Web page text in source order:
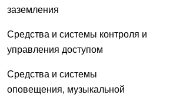
заземления
Средства и системы контроля и
управления доступом
Средства и системы
оповещения, музыкальной